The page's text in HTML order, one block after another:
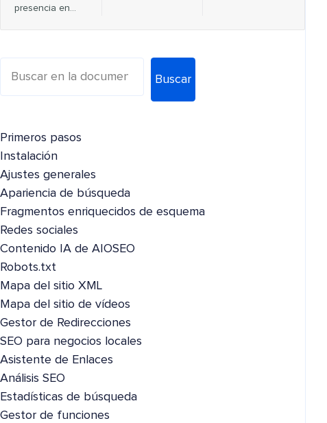
presencia en…
Buscar
Primeros pasos
Instalación
Ajustes generales
Apariencia de búsqueda
Fragmentos enriquecidos de esquema
Redes sociales
Contenido IA de AIOSEO
Robots.txt
Mapa del sitio XML
Mapa del sitio de vídeos
Gestor de Redirecciones
SEO para negocios locales
Asistente de Enlaces
Análisis SEO
Estadísticas de búsqueda
Gestor de funciones